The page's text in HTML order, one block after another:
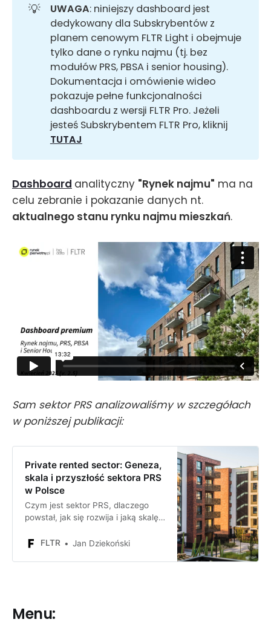
💡 UWAGA: niniejszy dashboard jest
dedykowany dla Subskrybentów z
planem cenowym FLTR Light i obejmuje
tylko dane o rynku najmu (tj. bez
modułów PRS, PBSA i senior housing).
Dokumentacja i omówienie wideo
pokazuje pełne funkcjonalności
dashboardu z wersji FLTR Pro. Jeżeli
jesteś Subskrybentem FLTR Pro, kliknij
TUTAJ
Dashboard analityczny "Rynek najmu" ma na
celu zebranie i pokazanie danych nt.
aktualnego stanu rynku najmu mieszkań.
Sam sektor PRS analizowaliśmy w szczegółach
w poniższej publikacji:
Private rented sector: Geneza,
skala i przyszłość sektora PRS
w Polsce
Czym jest sektor PRS, dlaczego
powstał, jak się rozwija i jaką skalę
sektorze, w co i gdzie inwestują
FLTR Jan Dziekoński
Menu: